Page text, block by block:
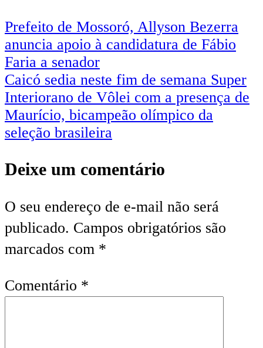
Prefeito de Mossoró, Allyson Bezerra
anuncia apoio à candidatura de Fábio
Faria a senador
Caicó sedia neste fim de semana Super
Interiorano de Vôlei com a presença de
Maurício, bicampeão olímpico da
seleção brasileira
Deixe um comentário
O seu endereço de e-mail não será
publicado. Campos obrigatórios são
marcados com *
Comentário *